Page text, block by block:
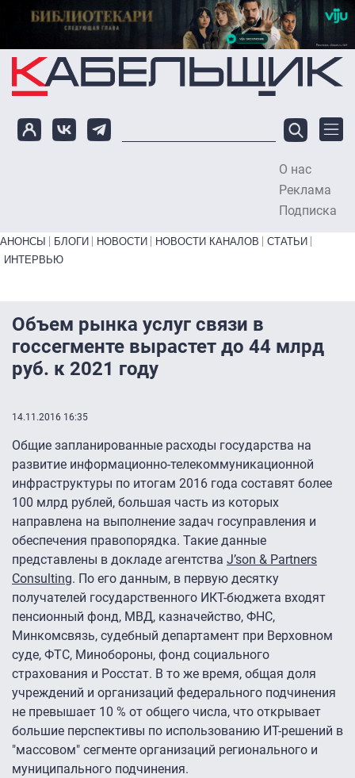
Перейти к основному содержанию
О нас
Реклама
Подписка
Primary links bottom
АНОНСЫ БЛОГИ НОВОСТИ НОВОСТИ КАНАЛОВ
СТАТЬИ
ИНТЕРВЬЮ
Объем рынка услуг связи в
госсегменте вырастет до 44 млрд
руб. к 2021 году
14.11.2016 16:35
Общие запланированные расходы государства на
развитие информационно-телекоммуникационной
инфраструктуры по итогам 2016 года составят более
100 млрд рублей, большая часть из которых
направлена на выполнение задач госуправления и
обеспечения правопорядка. Такие данные
представлены в докладе агентства J’son & Partners
Consulting. По его данным, в первую десятку
получателей государственного ИКТ-бюджета входят
пенсионный фонд, МВД, казначейство, ФНС,
Минкомсвязь, судебный департамент при Верховном
суде, ФТС, Минобороны, фонд социального
страхования и Росстат. В то же время, общая доля
учреждений и организаций федерального подчинения
не превышает 10 % от общего числа, что открывает
большие перспективы по использованию ИТ-решений в
"массовом" сегменте организаций регионального и
муниципального подчинения.